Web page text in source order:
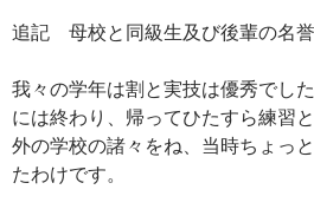
追記 母校と同級生及び後輩の名
我々の学年は割と実技は優秀でし
には終わり、帰ってひたすら練習
外の学校の諸々をね、当時ちょっ
たわけです。